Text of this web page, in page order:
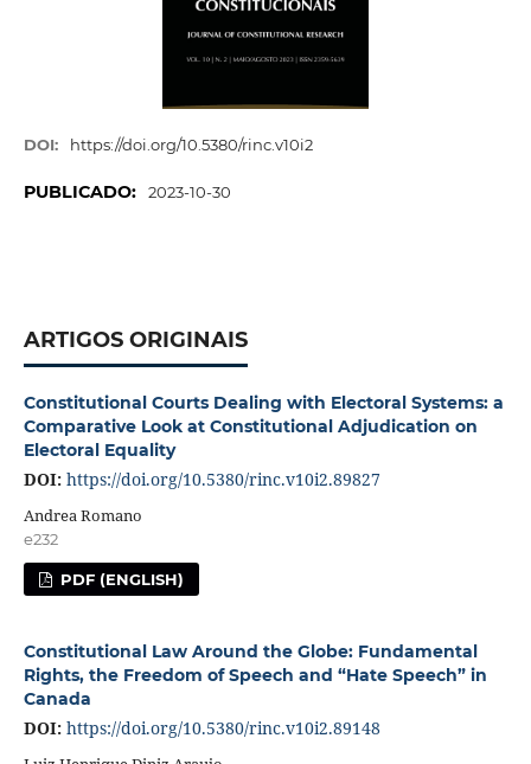
DOI: https://doi.org/10.5380/rinc.v10i2
PUBLICADO: 2023-10-30
ARTIGOS ORIGINAIS
Constitutional Courts Dealing with Electoral Systems: a
Comparative Look at Constitutional Adjudication on
Electoral Equality
DOI: https://doi.org/10.5380/rinc.v10i2.89827
Andrea Romano
e232
PDF (ENGLISH)
Constitutional Law Around the Globe: Fundamental
Rights, the Freedom of Speech and “Hate Speech” in
Canada
DOI: https://doi.org/10.5380/rinc.v10i2.89148